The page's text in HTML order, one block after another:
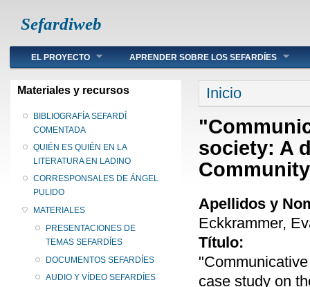
Sefardiweb
Main menu
EL PROYECTO APRENDER SOBRE LOS SEFARDÍES
Materiales y recursos
BIBLIOGRAFÍA SEFARDÍ
COMENTADA
QUIÉN ES QUIÉN EN LA
LITERATURA EN LADINO
CORRESPONSALES DE ÁNGEL
PULIDO
MATERIALES
PRESENTACIONES DE
TEMAS SEFARDÍES
DOCUMENTOS SEFARDÍES
AUDIO Y VÍDEO SEFARDÍES
Se encuentra
Inicio
society: A
Apellidos y
Eckkrammer,
Título:
case study on